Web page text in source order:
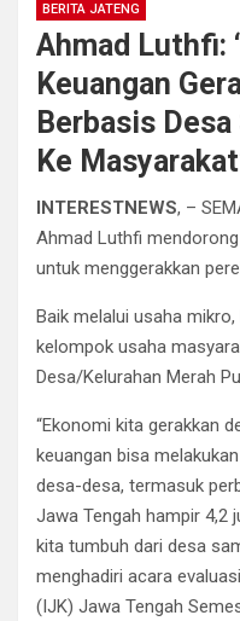
BERITA JATENG
Ahmad Luthfi:
Keuangan
Berbasis
Ke
INTERESTNEWS, –
Ahmad Luthfi
untuk menggerakkan
Baik melalui usaha
kelompok usaha
Desa/Kelurahan Merah
“Ekonomi kita gerakkan
keuangan bisa
desa-desa, termasuk
Jawa Tengah hampir 4,2
kita tumbuh dari desa
menghadiri acara
(IJK) Jawa Tengah